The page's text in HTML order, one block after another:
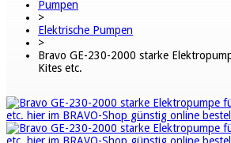
Pumpen
>
Elektrische Pumpen
>
Bravo GE-230-2000 starke
Kites etc.